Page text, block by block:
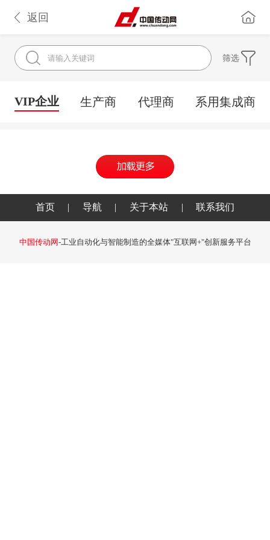
返回
筛选
VIP企业 生产商 代理商 系用集成商
首页 | 导航 | 关于本站 | 联系我们
中国传动网-工业自动化与智能制造的全媒体"互联网+"创新服务平台